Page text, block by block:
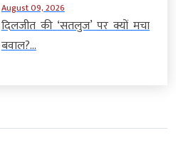
August 09, 2026
दिलजीत की ‘सतलुज’ पर क्यों मचा
बवाल?...